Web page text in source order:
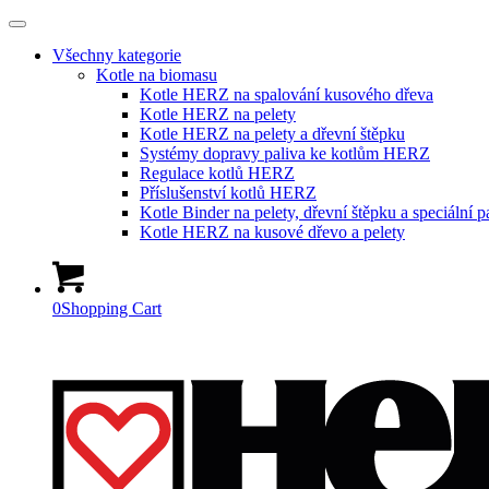
Všechny kategorie
Kotle na biomasu
Kotle HERZ na spalování kusového dřeva
Kotle HERZ na pelety
Kotle HERZ na pelety a dřevní štěpku
Systémy dopravy paliva ke kotlům HERZ
Regulace kotlů HERZ
Příslušenství kotlů HERZ
Kotle Binder na pelety, dřevní štěpku a speciální
Kotle HERZ na kusové dřevo a pelety
0Shopping Cart